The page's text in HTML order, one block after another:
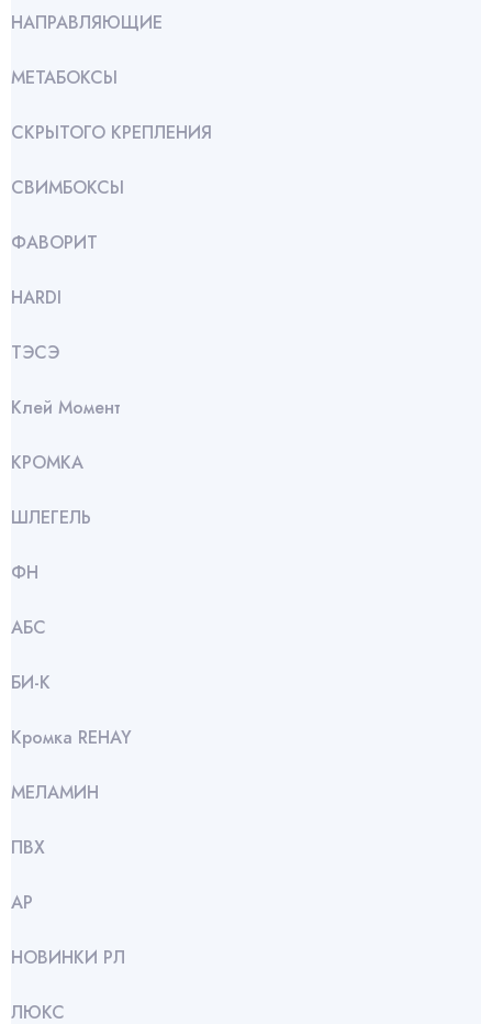
НАПРАВЛЯЮЩИЕ
МЕТАБОКСЫ
СКРЫТОГО КРЕПЛЕНИЯ
СВИМБОКСЫ
ФАВОРИТ
HARDI
ТЭСЭ
Клей Момент
КРОМКА
ШЛЕГЕЛЬ
ФН
АБС
БИ-К
Кромка REHAY
МЕЛАМИН
ПВХ
АР
НОВИНКИ РЛ
ЛЮКС